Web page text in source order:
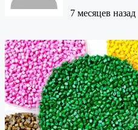
7 месяцев назад